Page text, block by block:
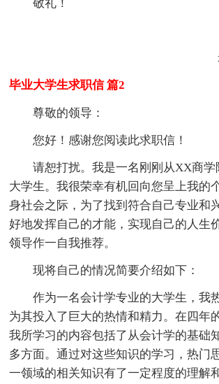
敬礼！
毕业大学生求职信 篇2
尊敬的领导：
您好！感谢您阅读此求职信！
请恕打扰。我是一名刚刚从XX商学
大学生。我很荣幸有机回向您呈上我的
身社会之际，为了找到符合自己专业和
好地发挥自己的才能，实现自己的人生
领导作一自我推荐。
现将自己的情况简要介绍如下：
作为一名会计学专业的大学生，我
为其投入了巨大的热情和精力。在四年
我所学习的内容包括了从会计学的基础
多方面。通过对这些知识的学习，热门
一领域的相关知识有了一定程度的理解